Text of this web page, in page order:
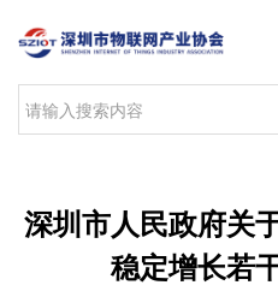
深圳市人民政府关
稳定增长若